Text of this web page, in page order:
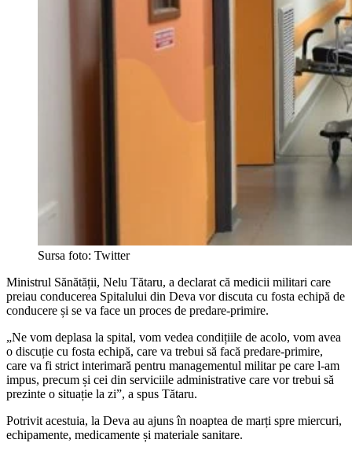
Sursa foto: Twitter
Ministrul Sănătății, Nelu Tătaru, a declarat că medicii militari care
preiau conducerea Spitalului din Deva vor discuta cu fosta echipă de
conducere și se va face un proces de predare-primire.
„Ne vom deplasa la spital, vom vedea condițiile de acolo, vom avea
o discuție cu fosta echipă, care va trebui să facă predare-primire,
care va fi strict interimară pentru managementul militar pe care l-am
impus, precum și cei din serviciile administrative care vor trebui să
prezinte o situație la zi”, a spus Tătaru.
Potrivit acestuia, la Deva au ajuns în noaptea de marți spre miercuri,
echipamente, medicamente și materiale sanitare.